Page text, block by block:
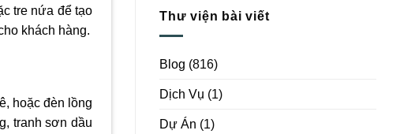
tre nứa để tạo
khách hàng.
hoặc đèn lồng
tranh sơn dầu
Thư viện bài viết
Blog (816)
Dịch Vụ (1)
Dự Án (1)